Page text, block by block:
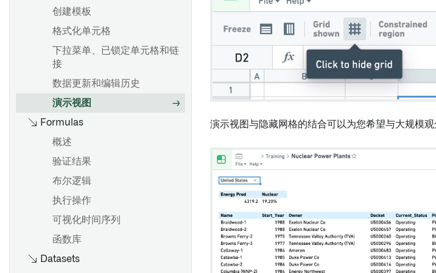
概述
添加面板
筛选数据
合并数据集
验证结果
面板描述
地图面板
概述
起始
以数据集保存
更改输入数据集版本
项目引用
配置设置
保存和分享分析
概述
创建和配置图表
参数化分析
批量变换数据与变换表
使用公式
卡片索引
变换表变换索引
公式语法
Vega 图
概述
控制台
全局代码
复制节点
移动到生产环境
概述
可视化数据
展示可视化
访问非结构化文件
Spark
变换常见问题解答
概述
起始
锁定微件数据
版本历史
文档大纲
以PDF格式导出
自定义函数
Notepad模板
创建模板
添加模板输入
将输入连接到微件
发布模板
显示链接到 Objects 的文档
嵌入文档
从其他Foundry应用程序添加
内容
重新排序微件
更改宽度和高度
显示和隐藏内容
自动更新数据
复制报告
概述
添加参数
更改参数
显示建议值
合并多个参数
使用参数作为微件标题前缀
创建模板
格式化单元格
下拉菜单、已锁定单元格和链
接
数据更新和编辑历史
演示视图
Formulas
概述
验证结果
布尔逻辑
执行操作
可视化时间序列
函数库
Datasets
演示视图与隐藏网格的结合可以为您希望与大规模